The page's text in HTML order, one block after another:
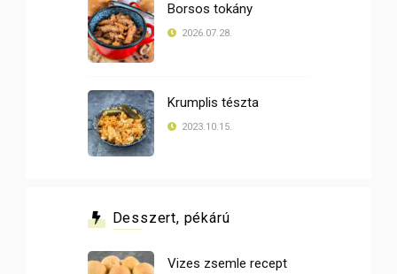
Borsos tokány
2026.07.28.
Krumplis tészta
2023.10.15.
Desszert, pékárú
Vizes zsemle recept